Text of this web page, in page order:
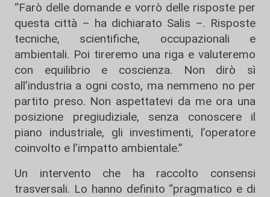
“Farò delle domande e vorrò delle risposte per
questa città – ha dichiarato Salis –. Risposte
tecniche, scientifiche, occupazionali e
ambientali. Poi tireremo una riga e valuteremo
con equilibrio e coscienza. Non dirò sì
all’industria a ogni costo, ma nemmeno no per
partito preso. Non aspettatevi da me ora una
posizione pregiudiziale, senza conoscere il
piano industriale, gli investimenti, l’operatore
coinvolto e l’impatto ambientale.”
Un intervento che ha raccolto consensi
trasversali. Lo hanno definito “pragmatico e di